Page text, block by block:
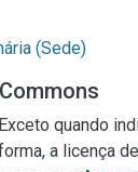
(Sede)
Exceto quando
a licença